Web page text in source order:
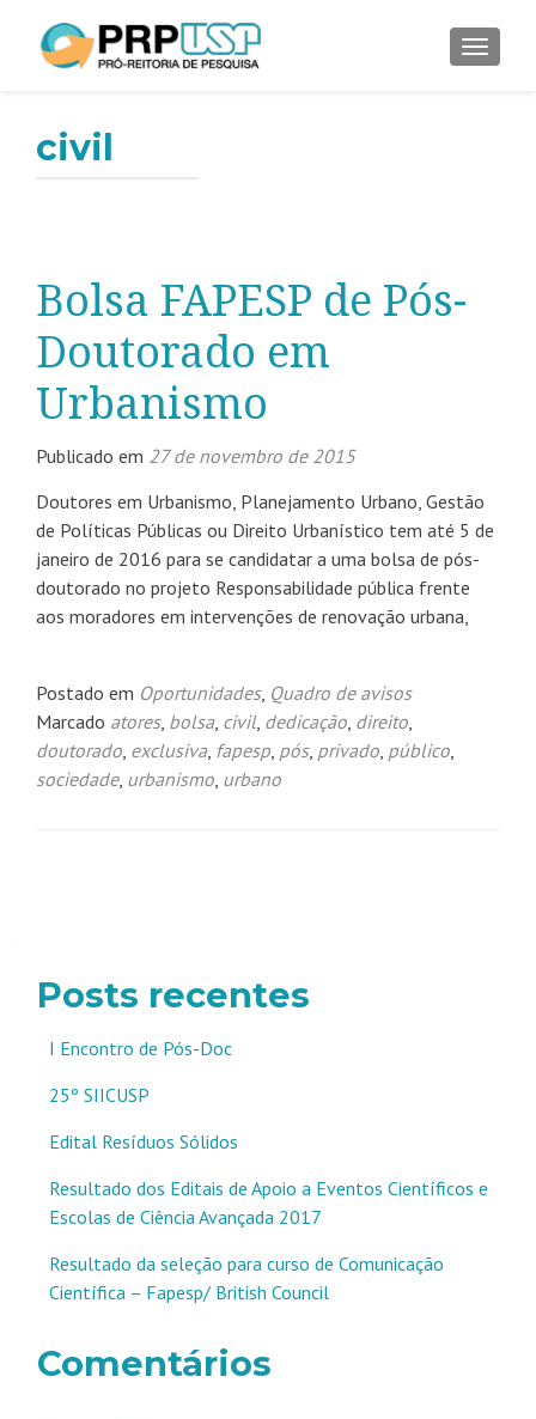
civil
Bolsa FAPESP de Pós-
Doutorado em
Urbanismo
Publicado em 27 de novembro de 2015
Doutores em Urbanismo, Planejamento Urbano, Gestão
de Políticas Públicas ou Direito Urbanístico tem até 5 de
janeiro de 2016 para se candidatar a uma bolsa de pós-
doutorado no projeto Responsabilidade pública frente
aos moradores em intervenções de renovação urbana,
Postado em Oportunidades, Quadro de avisos
Marcado atores, bolsa, civil, dedicação, direito,
doutorado, exclusiva, fapesp, pós, privado, público,
sociedade, urbanismo, urbano
Posts recentes
I Encontro de Pós-Doc
25º SIICUSP
Edital Resíduos Sólidos
Resultado dos Editais de Apoio a Eventos Científicos e
Escolas de Ciência Avançada 2017
Resultado da seleção para curso de Comunicação
Científica – Fapesp/ British Council
Comentários